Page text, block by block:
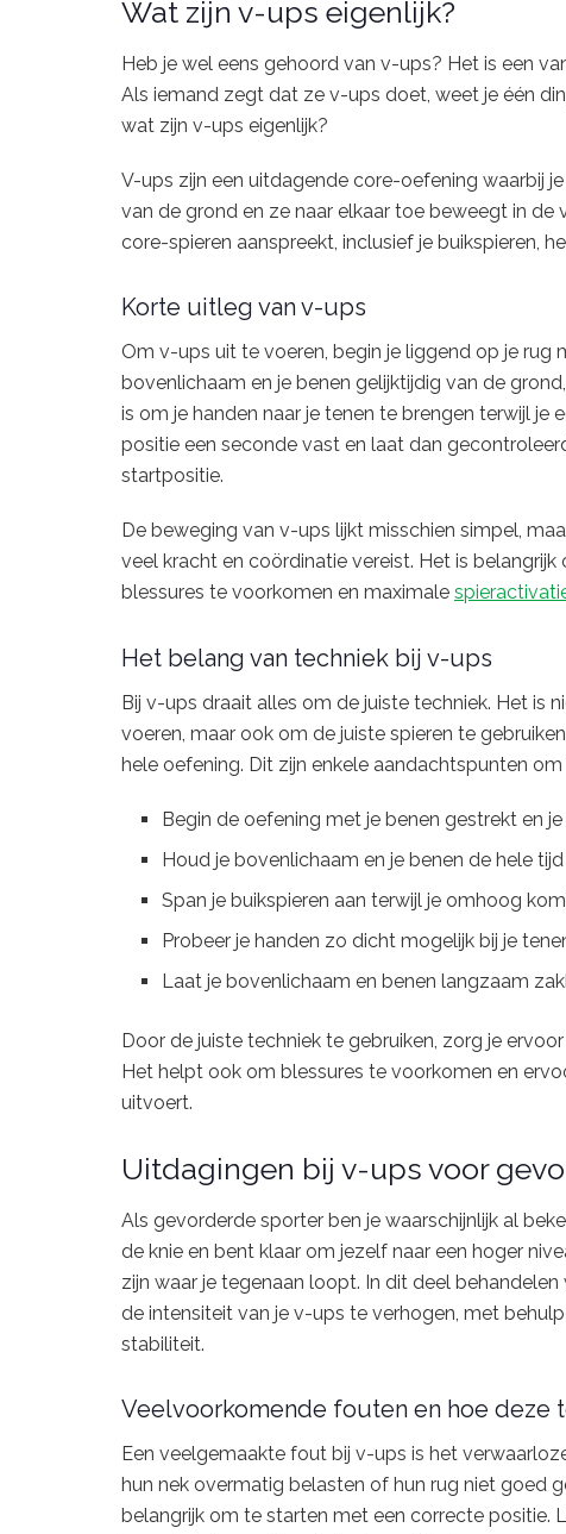
Wat zijn v-ups eigenlijk?
Heb je wel eens gehoord van v-ups? Het is een
Als iemand zegt dat ze v-ups doet, weet je één
wat zijn v-ups eigenlijk?
V-ups zijn een uitdagende core-oefening waarbij
van de grond en ze naar elkaar toe beweegt in de
core-spieren aanspreekt, inclusief je buikspieren,
Korte uitleg van v-ups
Om v-ups uit te voeren, begin je liggend op je rug
bovenlichaam en je benen gelijktijdig van de
is om je handen naar je tenen te brengen terwijl
positie een seconde vast en laat dan
startpositie.
De beweging van v-ups lijkt misschien simpel,
veel kracht en coördinatie vereist. Het is
blessures te voorkomen en maximale
Het belang van techniek bij v-ups
Bij v-ups draait alles om de juiste techniek. Het is
voeren, maar ook om de juiste spieren te
hele oefening. Dit zijn enkele aandachtspunten
Begin de oefening met je benen gestrekt en
Houd je bovenlichaam en je benen de hele tijd
Span je buikspieren aan terwijl je omhoog
Probeer je handen zo dicht mogelijk bij je
Laat je bovenlichaam en benen langzaam
Door de juiste techniek te gebruiken, zorg je
Het helpt ook om blessures te voorkomen en
uitvoert.
Uitdagingen bij v-ups voor
Als gevorderde sporter ben je waarschijnlijk al
de knie en bent klaar om jezelf naar een hoger
zijn waar je tegenaan loopt. In dit deel
de intensiteit van je v-ups te verhogen, met
stabiliteit.
Veelvoorkomende fouten en hoe deze
Een veelgemaakte fout bij v-ups is het
hun nek overmatig belasten of hun rug niet goed
belangrijk om te starten met een correcte positie.